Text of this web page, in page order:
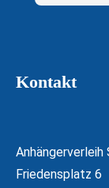
Kontakt
Anhängerverleih
Friedensplatz 6